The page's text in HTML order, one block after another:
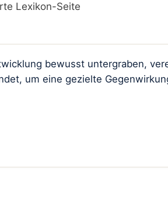
Lexikon-Seite
bewusst untergraben,
um eine gezielte